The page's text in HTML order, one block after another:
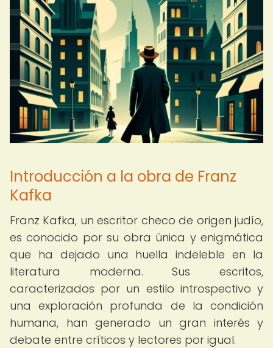
Introducción a la obra de Franz
Kafka
Franz Kafka, un escritor checo de origen judío,
es conocido por su obra única y enigmática
que ha dejado una huella indeleble en la
literatura moderna. Sus escritos,
caracterizados por un estilo introspectivo y
una exploración profunda de la condición
humana, han generado un gran interés y
debate entre críticos y lectores por igual.